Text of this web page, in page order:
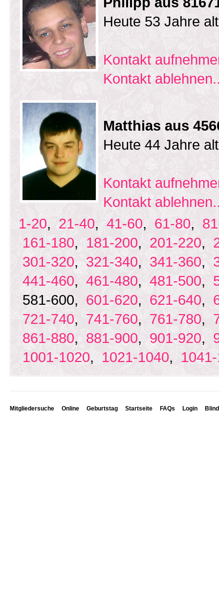
Heute 53 Jahre
Kontakt
Kontakt
Matthias aus
Heute 44 Jahre
Kontakt
Kontakt
1-20, 21-40, 41-60, 61-80,
161-180, 181-200, 201-220,
301-320, 321-340, 341-360,
441-460, 461-480, 481-500,
581-600, 601-620, 621-640,
721-740, 741-760, 761-780,
861-880, 881-900, 901-920,
1001-1020, 1021-1040,
Mitgliedersuche Online Geburtstag Startseite FAQs Login